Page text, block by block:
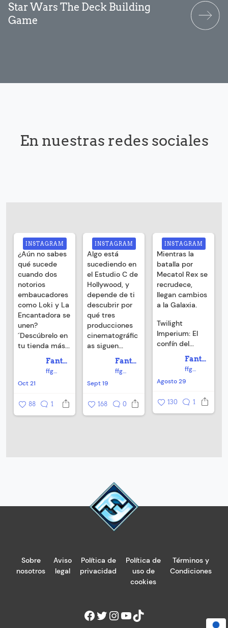
Star Wars The Deck Building
Game
En nuestras redes sociales
¿Aún no sabes
qué sucede
cuando dos
notorios
embaucadores
como Loki y La
Encantadora se
unen?
´Descúbrelo en
tu tienda más...
Fantasy Flight Games español
ffgames_es
Oct 21
INSTAGRAM
88 1
Algo está
sucediendo en
el Estudio C de
Hollywood, y
depende de ti
descubrir por
qué tres
producciones
cinematográfic
as siguen...
Fantasy Flight Games español
ffgames_es
Sept 19
INSTAGRAM
168 0
Mientras la
batalla por
Mecatol Rex se
recrudece,
llegan cambios
a la Galaxia.
Twilight
Imperium: El
confín del...
Fantasy Flight Games español
ffgames_es
Agosto 29
INSTAGRAM
130 1
Sobre
nosotros
Aviso
legal
Política de
privacidad
Política de
uso de
cookies
Términos y
Condiciones